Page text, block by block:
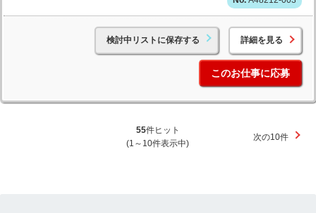
検討中リストに保存する 詳細を見る
このお仕事に応募
55件ヒット
(1～10件表示中)
次の10件